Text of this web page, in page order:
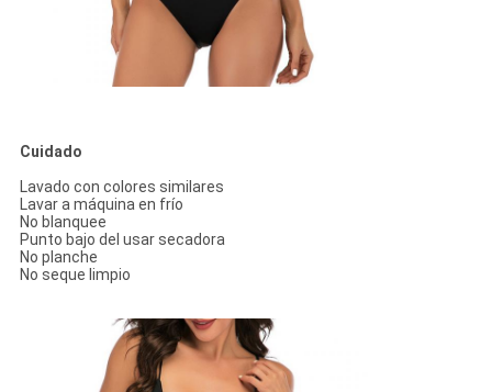
Cuidado
Lavado con colores similares
Lavar a máquina en frío
No blanquee
Punto bajo del usar secadora
No planche
No seque limpio